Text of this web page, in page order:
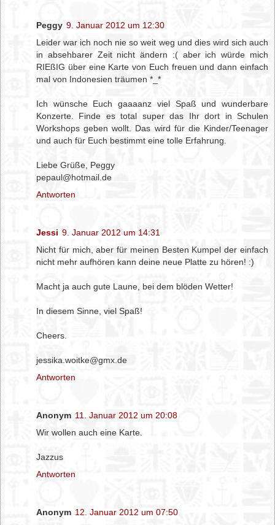
Peggy 9. Januar 2012 um 12:30
Leider war ich noch nie so weit weg und dies wird sich auch
in absehbarer Zeit nicht ändern :( aber ich würde mich
RIEßIG über eine Karte von Euch freuen und dann einfach
mal von Indonesien träumen *_*
Ich wünsche Euch gaaaanz viel Spaß und wunderbare
Konzerte. Finde es total super das Ihr dort in Schulen
Workshops geben wollt. Das wird für die Kinder/Teenager
und auch für Euch bestimmt eine tolle Erfahrung.
Liebe Grüße, Peggy
pepaul@hotmail.de
Antworten
Jessi 9. Januar 2012 um 14:31
Nicht für mich, aber für meinen Besten Kumpel der einfach
nicht mehr aufhören kann deine neue Platte zu hören! :)
Macht ja auch gute Laune, bei dem blöden Wetter!
In diesem Sinne, viel Spaß!
Cheers.
jessika.woitke@gmx.de
Antworten
Anonym 11. Januar 2012 um 20:08
Wir wollen auch eine Karte.
Jazzus
Antworten
Anonym 12. Januar 2012 um 07:50